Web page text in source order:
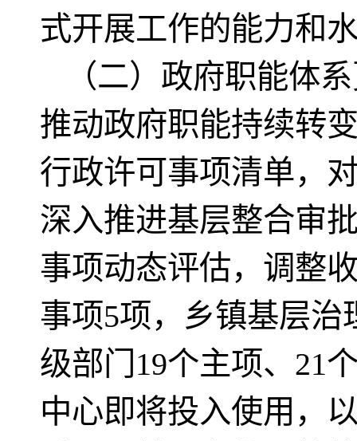
式开展工作的能力和
（二）政府职能体
推动政府职能持续转
行政许可事项清单，
深入推进基层整合审
事项动态评估，调整
事项5项，乡镇基层
级部门19个主项、21
中心即将投入使用，